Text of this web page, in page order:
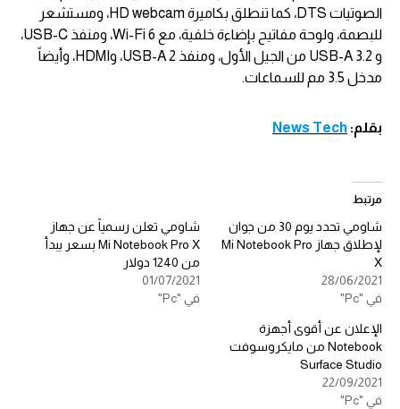
الصوتيات DTS، كما تنطلق بكاميرة HD webcam، ومستشعر
للبصمة، ولوحة مفاتيح بإضاءة خلفية، مع Wi-Fi 6، ومنفذ USB-C،
و USB-A 3.2 من الجيل الأول، ومنفذ USB-A 2، وHDMI، وأيضاً
مدخل 3.5 مم للسماعات.
بقلم: News Tech
مرتبط
شاومي تحدد يوم 30 من جوان
لإطلاق جهاز Mi Notebook Pro
X
28/06/2021
في "Pc"
شاومي تعلن رسمياً عن جهاز
Mi Notebook Pro X بسعر يبدأ
من 1240 دولار
01/07/2021
في "Pc"
الإعلان عن أقوى أجهزة
Notebook من مايكروسوفت
Surface Studio
22/09/2021
في "Pc"